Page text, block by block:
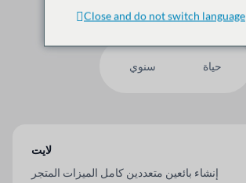
سنوي حياة
لايت
إنشاء بائعين متعددين كامل الميزات المتجر
Close and do not switch language